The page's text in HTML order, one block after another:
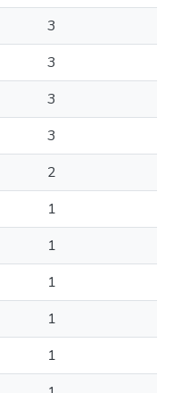
3
3
3
3
2
1
1
1
1
1